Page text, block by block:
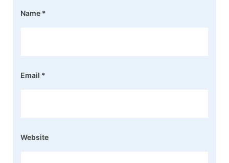
Name *
Email *
Website